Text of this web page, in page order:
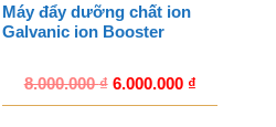
Máy đẩy dưỡng chất ion
Galvanic ion Booster
8.000.000₫ 6.000.000 ₫